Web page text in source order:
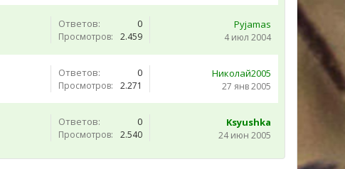
Ответов: 0
Просмотров: 2.459
Pyjamas
4 июл 2004
Ответов: 0
Просмотров: 2.271
Николай2005
27 янв 2005
Ответов: 0
Просмотров: 2.540
Ksyushka
24 июн 2005